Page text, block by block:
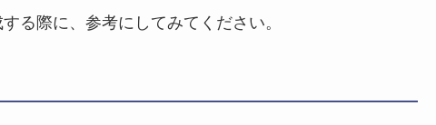
る際に、参考にしてみてください。